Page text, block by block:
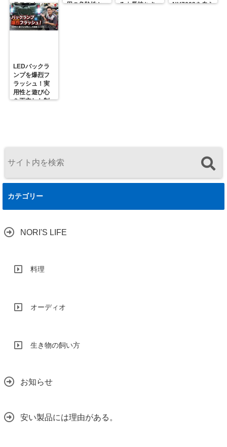
ラスコム-
R31GONTA
用の危険性と
る｜長持ちさ
NH7603を自ら
LEDバックラ
ンプを爆烈フ
ラッシュ！実
用性と遊び心
を両立した制
カテゴリー
NORI'S LIFE
料理
オーディオ
生き物の飼い方
お知らせ
安い製品には理由がある。